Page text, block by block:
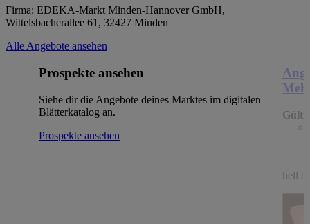
Firma: EDEKA-Markt Minden-Hannover GmbH,
Wittelsbacherallee 61, 32427 Minden
Alle Angebote ansehen
Prospekte ansehen
Siehe dir die Angebote deines Marktes im digitalen
Blätterkatalog an.
Prospekte ansehen
hell